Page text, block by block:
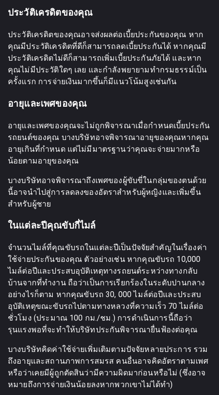
ประวัติเครดิตของคุณ
ประวัติเครดิตของคุณอาจส่งผลต่อเบี้ยประกันของคุณ หาก
คุณมีประวัติเครดิตที่ดีก็สามารถลดเบี้ยประกันได้ หากคุณมี
ประวัติเครดิตไม่ดีก็สามารถเพิ่มเบี้ยประกันภัยได้ และหาก
คุณไม่มีประวัติใดๆ เลย และกำลังพยายามทำกรมธรรม์เป็น
ครั้งแรก การจ่ายเงินมากขึ้นก็มีแนวโน้มสูงเช่นกัน
อายุและเพศของคุณ
อายุและเพศของคุณจะไม่ถูกพิจารณาเมื่อกำหนดเบี้ยประกัน
รถยนต์ของคุณ บางบริษัทอาจพิจารณาอายุของคุณหากคุณ
อายุเกินที่กำหนด แต่ไม่มีมาตรฐานว่าคุณจะจ่ายมากหรือ
น้อยตามอายุของคุณ
บางบริษัทอาจพิจารณาถึงเพศของผู้ขับขี่ในกลุ่มของตนด้วย
นี้อาจนำไปสู่การลดลงของอัตราสำหรับผู้หญิงและเพิ่มขึ้น
สำหรับผู้ชาย
ในแต่ละปีคุณขับกี่ไมล์
จำนวนไมล์ที่คุณขับรถในแต่ละปีเป็นปัจจัยสำคัญในเรื่องค่า
ใช้จ่ายประกันของคุณ ตัวอย่างเช่น หากคุณขับรถ 10,000
ไมล์ต่อปีและประสบอุบัติเหตุทางรถยนต์ระหว่างทางกลับ
บ้านจากที่ทำงาน ถือว่าเป็นการเรียกร้องในระดับปานกลาง
อย่างไรก็ตาม หากคุณขับรถ 30, 000 ไมล์ต่อปีและประสบ
อุบัติเหตุขณะขับรถไปตามทางหลวงที่ความเร็ว 70 ไมล์ต่อ
ชั่วโมง (ประมาณ 100 กม./ชม.) การดำเนินการนี้ถือว่า
รุนแรงพอที่จะทำให้บริษัทประกันพิจารณายื่นฟ้องต่อคุณ
บางบริษัทคิดค่าใช้จ่ายเพิ่มเติมตามปัจจัยหลายประการ รวม
ถึงอายุและสถานภาพการสมรส คนอื่นอาจคิดอัตราตามเพศ
หรือว่าเคยมีผู้ถูกตัดสินว่ามีความผิดมาก่อนหรือไม่ (ซึ่งอาจ
หมายถึงการจ่ายเงินน้อยลงหากพวกเขาไม่ได้ทำ)